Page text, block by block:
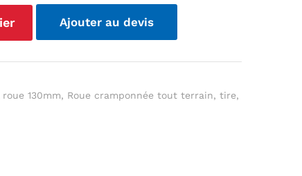
Ajouter au devis
roue 130mm, Roue cramponnée tout terrain,tire,